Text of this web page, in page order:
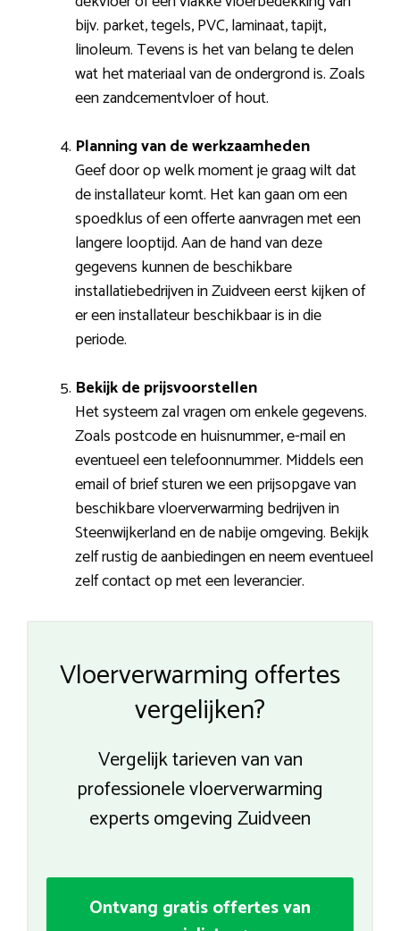
bijv. parket, tegels, PVC, laminaat, tapijt,
linoleum. Tevens is het van belang te delen
wat het materiaal van de ondergrond is. Zoals
een zandcementvloer of hout.
Planning van de werkzaamheden
Geef door op welk moment je graag wilt dat
de installateur komt. Het kan gaan om een
spoedklus of een offerte aanvragen met een
langere looptijd. Aan de hand van deze
gegevens kunnen de beschikbare
installatiebedrijven in Zuidveen eerst kijken of
er een installateur beschikbaar is in die
periode.
Bekijk de prijsvoorstellen
Het systeem zal vragen om enkele gegevens.
Zoals postcode en huisnummer, e-mail en
eventueel een telefoonnummer. Middels een
email of brief sturen we een prijsopgave van
beschikbare vloerverwarming bedrijven in
Steenwijkerland en de nabije omgeving. Bekijk
zelf rustig de aanbiedingen en neem eventueel
zelf contact op met een leverancier.
Vloerverwarming offertes
vergelijken?
Vergelijk tarieven van van
professionele vloerverwarming
experts omgeving Zuidveen
Ontvang gratis offertes van